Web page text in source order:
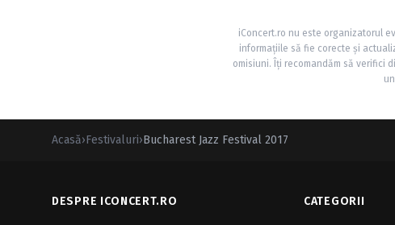
iConcert.ro nu este organizatorul
informațiile să fie corecte și
omisiuni. Îți recomandăm să verifici
Acasă›Festivaluri›Bucharest Jazz Festival 2017
DESPRE ICONCERT.RO CATEGORII